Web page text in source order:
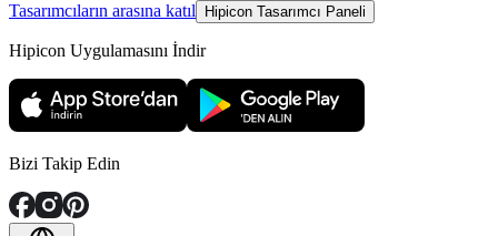
Tasarımcıların arasına katıl Hipicon Tasarımcı Paneli
Hipicon Uygulamasını İndir
Bizi Takip Edin